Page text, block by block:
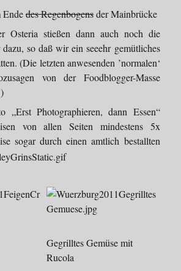
Endedes Regenbogensder Mainbrücke
Osteria stießen dann auch noch die
so daß wir ein seeehr gemütliches
(Die letzten anwesenden ’normalen‘
von der Foodblogger-Masse
„Erst Photographieren, dann Essen“
von allen Seiten mindestens 5x
sogar durch einen amtlich bestallten
Gegrilltes Gemüse mit
Rucola